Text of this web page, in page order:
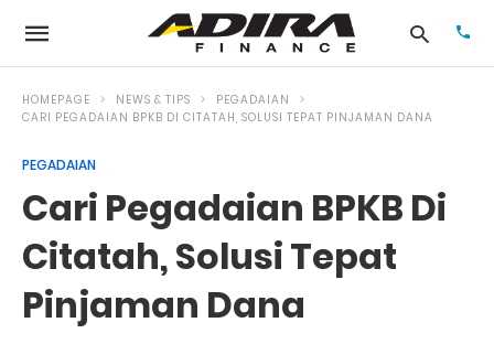
HOMEPAGE NEWS & TIPS
PEGADAIAN
CARI PEGADAIAN BPKB DI CITATAH, SOLUSI TEPAT PINJAMAN DANA
PEGADAIAN
Cari Pegadaian BPKB Di
Citatah, Solusi Tepat
Pinjaman Dana